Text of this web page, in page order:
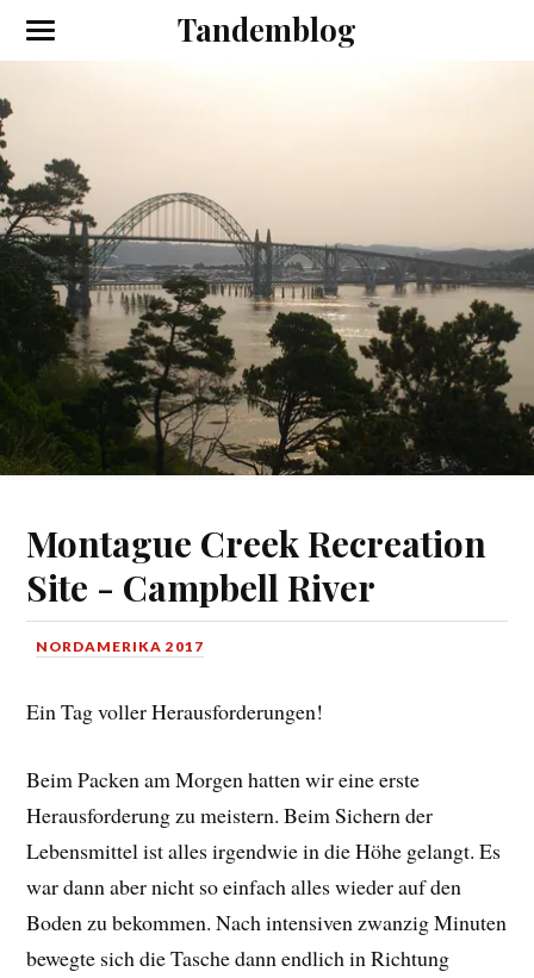
Tandemblog
Montague Creek Recreation
Site - Campbell River
NORDAMERIKA 2017
Ein Tag voller Herausforderungen!
Beim Packen am Morgen hatten wir eine erste
Herausforderung zu meistern. Beim Sichern der
Lebensmittel ist alles irgendwie in die Höhe gelangt. Es
war dann aber nicht so einfach alles wieder auf den
Boden zu bekommen. Nach intensiven zwanzig Minuten
bewegte sich die Tasche dann endlich in Richtung